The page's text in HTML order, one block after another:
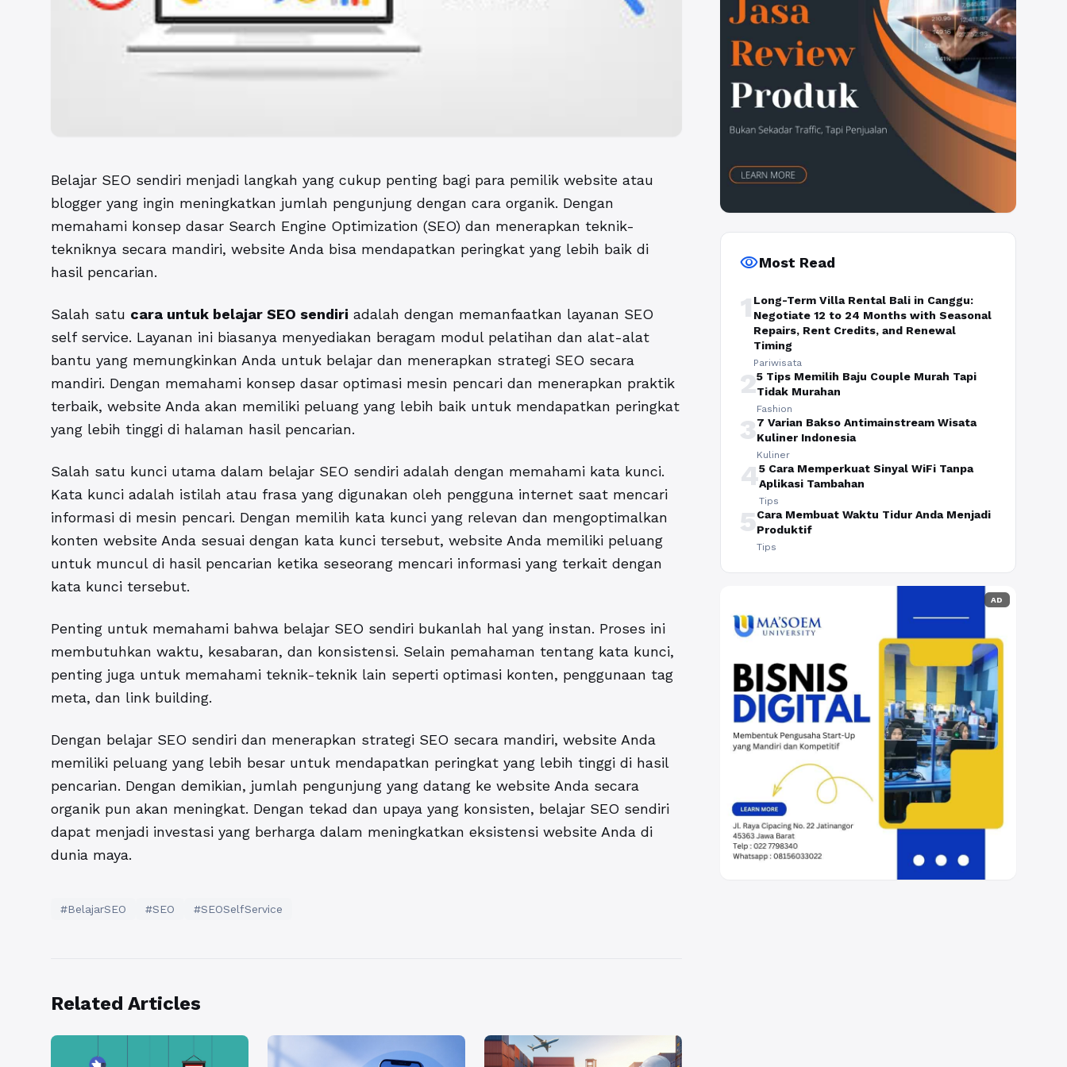
Belajar SEO sendiri menjadi langkah yang cukup penting bagi para pemilik website atau
blogger yang ingin meningkatkan jumlah pengunjung dengan cara organik. Dengan
memahami konsep dasar Search Engine Optimization (SEO) dan menerapkan teknik-
tekniknya secara mandiri, website Anda bisa mendapatkan peringkat yang lebih baik di
hasil pencarian.
Salah satu cara untuk belajar SEO sendiri adalah dengan memanfaatkan layanan SEO
self service. Layanan ini biasanya menyediakan beragam modul pelatihan dan alat-alat
bantu yang memungkinkan Anda untuk belajar dan menerapkan strategi SEO secara
mandiri. Dengan memahami konsep dasar optimasi mesin pencari dan menerapkan praktik
terbaik, website Anda akan memiliki peluang yang lebih baik untuk mendapatkan peringkat
yang lebih tinggi di halaman hasil pencarian.
Salah satu kunci utama dalam belajar SEO sendiri adalah dengan memahami kata kunci.
Kata kunci adalah istilah atau frasa yang digunakan oleh pengguna internet saat mencari
informasi di mesin pencari. Dengan memilih kata kunci yang relevan dan mengoptimalkan
konten website Anda sesuai dengan kata kunci tersebut, website Anda memiliki peluang
untuk muncul di hasil pencarian ketika seseorang mencari informasi yang terkait dengan
kata kunci tersebut.
Penting untuk memahami bahwa belajar SEO sendiri bukanlah hal yang instan. Proses ini
membutuhkan waktu, kesabaran, dan konsistensi. Selain pemahaman tentang kata kunci,
penting juga untuk memahami teknik-teknik lain seperti optimasi konten, penggunaan tag
meta, dan link building.
Dengan belajar SEO sendiri dan menerapkan strategi SEO secara mandiri, website Anda
memiliki peluang yang lebih besar untuk mendapatkan peringkat yang lebih tinggi di hasil
pencarian. Dengan demikian, jumlah pengunjung yang datang ke website Anda secara
organik pun akan meningkat. Dengan tekad dan upaya yang konsisten, belajar SEO sendiri
dapat menjadi investasi yang berharga dalam meningkatkan eksistensi website Anda di
dunia maya.
#BelajarSEO #SEO #SEOSelfService
Related Articles
visibilityMost Read
1 Long-Term Villa Rental Bali in Canggu:
Negotiate 12 to 24 Months with Seasonal
Repairs, Rent Credits, and Renewal
Timing
Pariwisata
25 Tips Memilih Baju Couple Murah Tapi
Tidak Murahan
Fashion
37 Varian Bakso Antimainstream Wisata
Kuliner Indonesia
Kuliner
45 Cara Memperkuat Sinyal WiFi Tanpa
Aplikasi Tambahan
Tips
5Cara Membuat Waktu Tidur Anda Menjadi
Produktif
Tips
AD